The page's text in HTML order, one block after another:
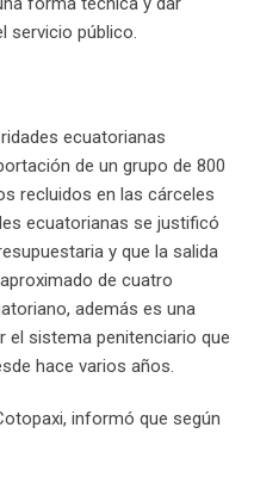
servicio público.
ecuatorianas
de un grupo de 800
recluidos en las cárceles
ecuatorianas se justificó
y que la salida
de cuatro
además es una
el sistema penitenciario que
hace varios años.
informó que según